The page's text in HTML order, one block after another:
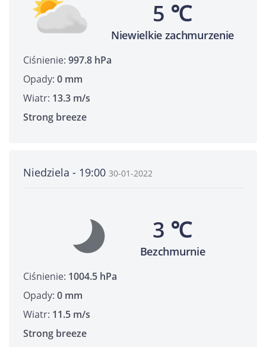
5 ℃
Niewielkie zachmurzenie
Ciśnienie: 997.8 hPa
Opady: 0 mm
Wiatr: 13.3 m/s
Strong breeze
Niedziela - 19:00 30-01-2022
3 ℃
Bezchmurnie
Ciśnienie: 1004.5 hPa
Opady: 0 mm
Wiatr: 11.5 m/s
Strong breeze